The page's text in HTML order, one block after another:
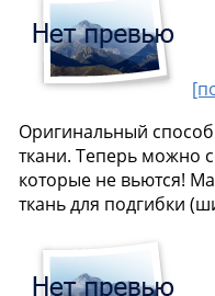
Оригинальный способ
ткани. Теперь можно
которые не вьются!
ткань для подгибки